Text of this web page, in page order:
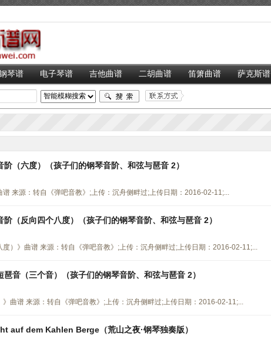
琴谱 电子琴谱 吉他曲谱 二胡曲谱 笛箫曲谱 萨克斯谱
阶（六度）（孩子们的钢琴音阶、和弦与琶音 2）
谱 来源：转自《弹吧音教》;上传：沉舟侧畔过;上传日期：2016-02-11;...
阶（反向四个八度）（孩子们的钢琴音阶、和弦与琶音 2）
度）》曲谱 来源：转自《弹吧音教》;上传：沉舟侧畔过;上传日期：2016-02-11;...
琶音（三个音）（孩子们的钢琴音阶、和弦与琶音 2）
》曲谱 来源：转自《弹吧音教》;上传：沉舟侧畔过;上传日期：2016-02-11;...
auf dem Kahlen Berge（荒山之夜·钢琴独奏版）